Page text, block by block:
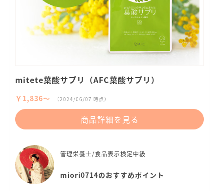
mitete葉酸サプリ（AFC葉酸サプリ）
￥1,836〜 （2024/06/07 時点）
商品詳細を見る
管理栄養士/食品表示検定中級
miori0714のおすすめポイント